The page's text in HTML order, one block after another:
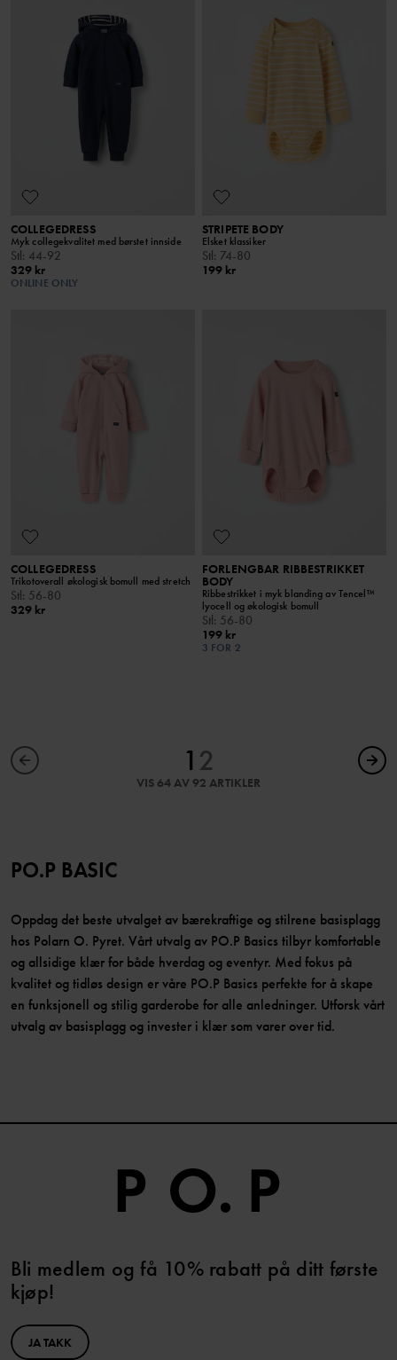
COLLEGEDRESS
Myk collegekvalitet med børstet innside
Stl: 44-92
329 kr
ONLINE ONLY
STRIPETE BODY
Elsket klassiker
Stl: 74-80
199 kr
COLLEGEDRESS
Trikotoverall økologisk bomull med stretch
Stl: 56-80
329 kr
FORLENGBAR RIBBESTRIKKET
BODY
Ribbestrikket i myk blanding av Tencel™
lyocell og økologisk bomull
Stl: 56-80
199 kr
3 FOR 2
1 2
VIS 64 AV 92 ARTIKLER
PO.P BASIC
Oppdag det beste utvalget av bærekraftige og stilrene basisplagg
hos Polarn O. Pyret. Vårt utvalg av PO.P Basics tilbyr komfortable
og allsidige klær for både hverdag og eventyr. Med fokus på
kvalitet og tidløs design er våre PO.P Basics perfekte for å skape
en funksjonell og stilig garderobe for alle anledninger. Utforsk vårt
utvalg av basisplagg og invester i klær som varer over tid.
Bli medlem og få 10% rabatt på ditt første
kjøp!
JA TAKK